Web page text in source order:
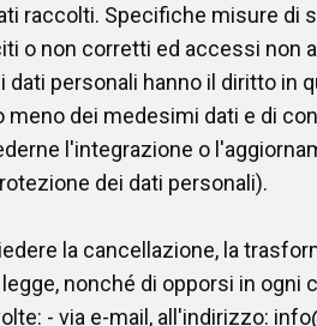
raccolti. Specifiche misure di
o non corretti ed accessi non
personali hanno il diritto in
dei medesimi dati e di
l'integrazione o
dei dati personali).
la cancellazione, la
nonché di opporsi in ogni
- via e-mail, all'indirizzo: